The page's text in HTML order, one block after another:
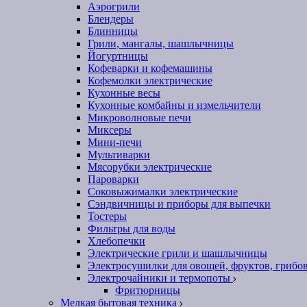
Аэрогрили
Блендеры
Блинницы
Грили, мангалы, шашлычницы
Йогуртницы
Кофеварки и кофемашины
Кофемолки электрические
Кухонные весы
Кухонные комбайны и измельчители
Микроволновые печи
Миксеры
Мини-печи
Мультиварки
Мясорубки электрические
Пароварки
Соковыжималки электрические
Сэндвичницы и приборы для выпечки
Тостеры
Фильтры для воды
Хлебопечки
Электрические грили и шашлычницы
Электросушилки для овощей, фруктов,
Электрочайники и термопоты
Фритюрницы
Мелкая бытовая техника